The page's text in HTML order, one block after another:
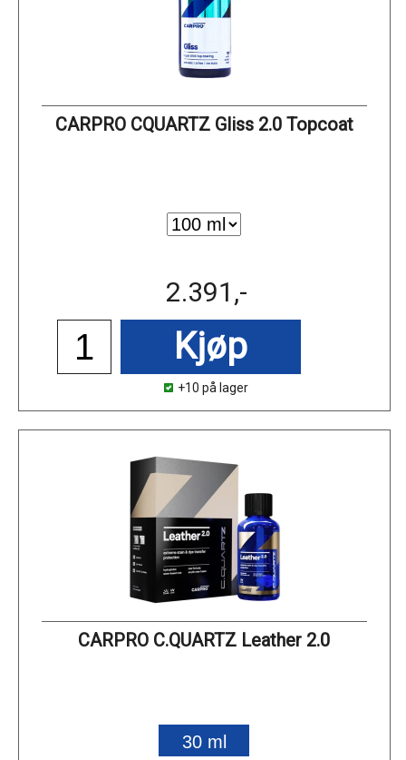
CARPRO CQUARTZ Gliss 2.0 Topcoat
2.391,-
Kjøp
+10 på lager
CARPRO C.QUARTZ Leather 2.0
30 ml